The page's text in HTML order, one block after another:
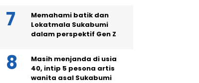
Memahami batik dan
Lokatmala Sukabumi
dalam perspektif Gen Z
Masih menjanda di usia
40, intip 5 pesona artis
wanita asal Sukabumi